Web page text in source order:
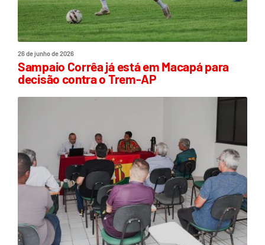
26 de junho de 2026
Sampaio Corrêa já está em Macapá para
decisão contra o Trem-AP